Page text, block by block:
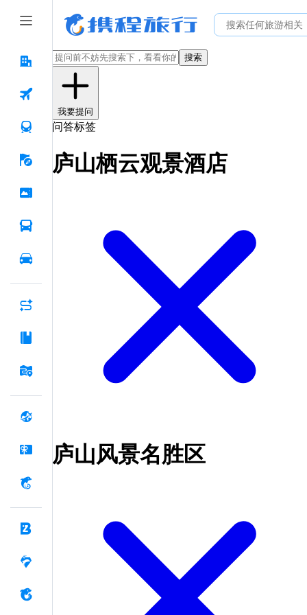
搜索
我要提问
问答标签
庐山栖云观景酒店
庐山风景名胜区